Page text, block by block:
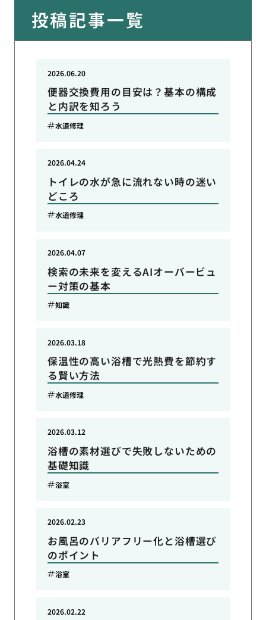
投稿記事一覧
便器交換費用の目安は？基本の構成
と内訳を知ろう
2026.06.20
水道修理
トイレの水が急に流れない時の迷い
どころ
2026.04.24
水道修理
検索の未来を変えるAIオーバービュ
ー対策の基本
2026.04.07
知識
保温性の高い浴槽で光熱費を節約す
る賢い方法
2026.03.18
水道修理
浴槽の素材選びで失敗しないための
基礎知識
2026.03.12
浴室
お風呂のバリアフリー化と浴槽選び
のポイント
2026.02.23
浴室
2026.02.22